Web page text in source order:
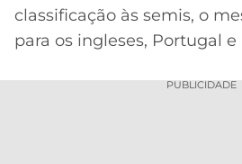
classificação às semis, o
para os ingleses, Portugal e
PUBLICIDADE